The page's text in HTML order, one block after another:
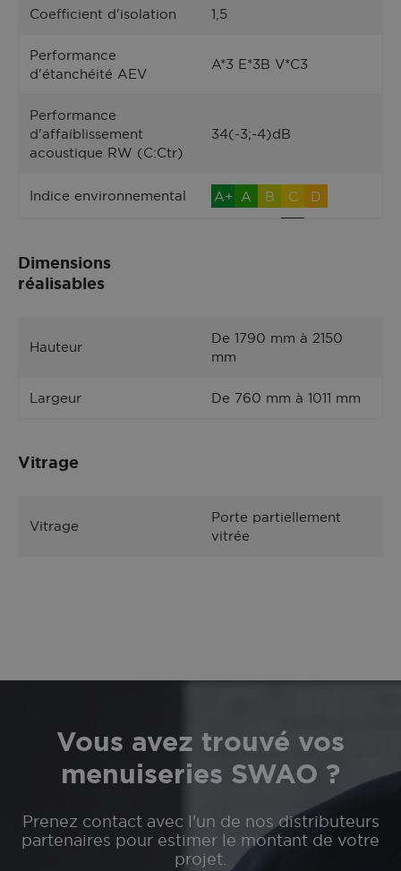
Coefficient d'isolation 1,5
Performance
d'étanchéité AEV
A*3 E*3B V*C3
Performance
d'affaiblissement
acoustique RW (C:Ctr)
34(-3;-4)dB
Indice environnemental A+ A B C D
Dimensions
réalisables
Hauteur
De 1790 mm à 2150
mm
Largeur De 760 mm à 1011 mm
Vitrage
Vitrage
Porte partiellement
vitrée
Vous avez trouvé vos
menuiseries SWAO ?
Prenez contact avec l'un de nos distributeurs
partenaires pour estimer le montant de votre
projet.